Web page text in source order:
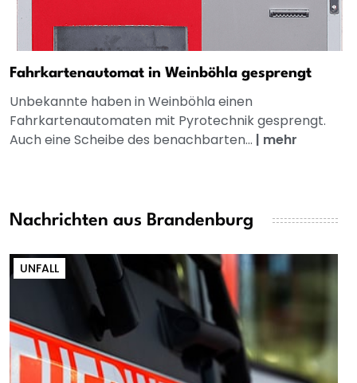
Fahrkartenautomat in Weinböhla gesprengt
Unbekannte haben in Weinböhla einen
Fahrkartenautomaten mit Pyrotechnik gesprengt.
Auch eine Scheibe des benachbarten... | mehr
Nachrichten aus Brandenburg
UNFALL